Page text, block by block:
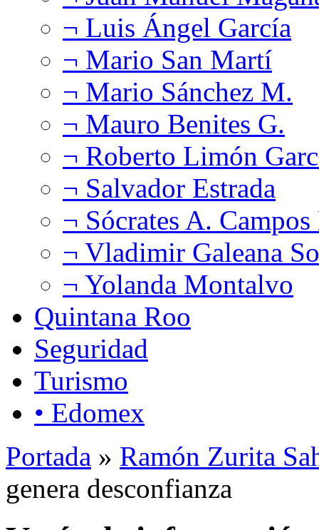
¬ Luis Ángel García
¬ Mario San Martí
¬ Mario Sánchez M.
¬ Mauro Benites G.
¬ Roberto Limón
¬ Salvador Estrada
¬ Sócrates A.
¬ Vladimir Galeana
¬ Yolanda Montalvo
Quintana Roo
Seguridad
Turismo
• Edomex
Portada » Ramón Zurita
genera desconfianza